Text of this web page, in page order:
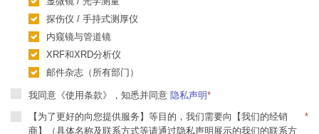
探伤仪 / 手持式测厚仪
内窥镜与管道镜
XRF和XRD分析仪
邮件杂志（所有部门）
我同意《使用条款》，知悉并同意 隐私声明*
【为了更好的向您提供服务】等目的，我们需要向【我们的经销
商】（具体名称及联系方式等请通过隐私声明展示的我们的联系方
*